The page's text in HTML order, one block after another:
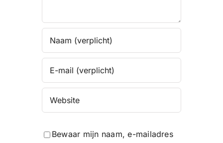
Bewaar mijn naam, e-mailadres